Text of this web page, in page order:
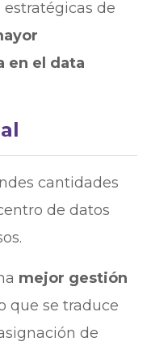
de
en el data
cantidades
de datos
mejor gestión
que se traduce
de